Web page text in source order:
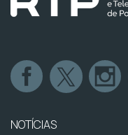
NOTÍCIAS